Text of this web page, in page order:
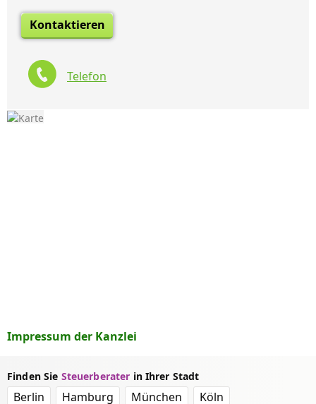
Kontaktieren
Telefon
Impressum der Kanzlei
Finden Sie Steuerberater in Ihrer Stadt
Berlin Hamburg München
Köln